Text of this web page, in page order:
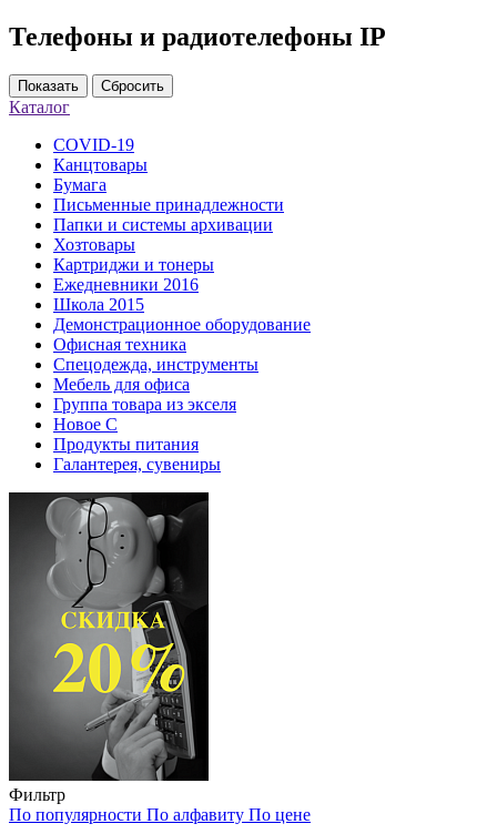
Телефоны и радиотелефоны IP
Показать Сбросить
Каталог
COVID-19
Канцтовары
Бумага
Письменные принадлежности
Папки и системы архивации
Хозтовары
Картриджи и тонеры
Ежедневники 2016
Школа 2015
Демонстрационное оборудование
Офисная техника
Спецодежда, инструменты
Мебель для офиса
Группа товара из экселя
Новое С
Продукты питания
Галантерея, сувениры
Фильтр
По популярности По алфавиту По цене